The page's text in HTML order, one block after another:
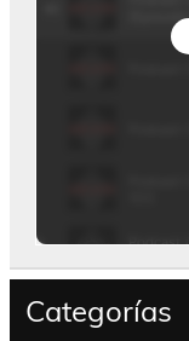
Categorías